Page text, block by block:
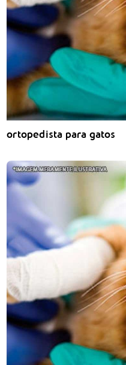
ortopedista para gatos